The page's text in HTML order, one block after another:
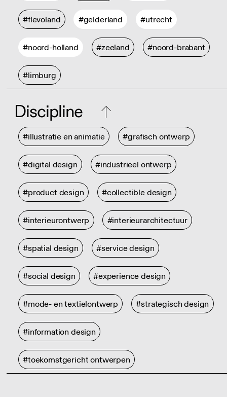
#flevoland #gelderland #utrecht
#noord-holland #zeeland #noord-brabant
#limburg
Discipline
#illustratie en animatie #grafisch ontwerp
#digital design #industrieel ontwerp
#product design #collectible design
#interieurontwerp #interieurarchitectuur
#spatial design #service design
#social design #experience design
#mode- en textielontwerp #strategisch design
#information design
#toekomstgericht ontwerpen